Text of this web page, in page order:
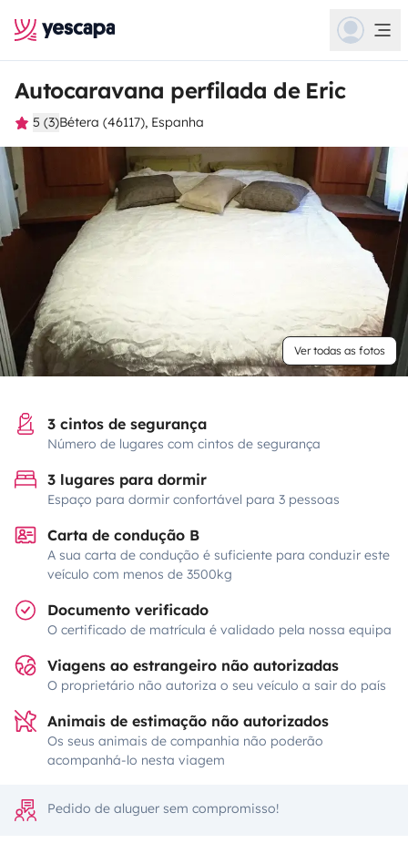
Autocaravana perfilada de Eric
5 (3)Bétera (46117), Espanha
Ver todas as fotos
3 cintos de segurança
Número de lugares com cintos de segurança
3 lugares para dormir
Espaço para dormir confortável para 3 pessoas
Carta de condução B
A sua carta de condução é suficiente para conduzir este
veículo com menos de 3500kg
Documento verificado
O certificado de matrícula é validado pela nossa equipa
Viagens ao estrangeiro não autorizadas
O proprietário não autoriza o seu veículo a sair do país
Animais de estimação não autorizados
Os seus animais de companhia não poderão
acompanhá-lo nesta viagem
Pedido de aluguer sem compromisso!